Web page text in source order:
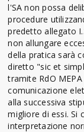
l'SA non possa
procedure
predetto allegato
non allungare
della pratica sarà
diretto "sic et
tramite RdO
comunicazione
alla successiva
migliore di essi. Si
interpretazione